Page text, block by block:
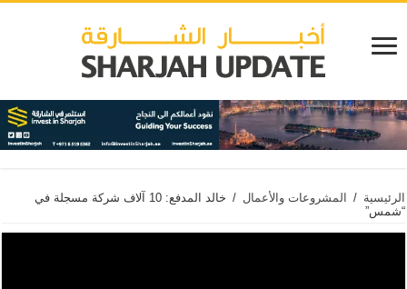
الرئيسية / المشروعات والأعمال /
خالد المدفع: 10 آلاف شركة مسجلة في
“شمس”